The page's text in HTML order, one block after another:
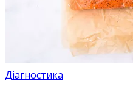
Діагностика